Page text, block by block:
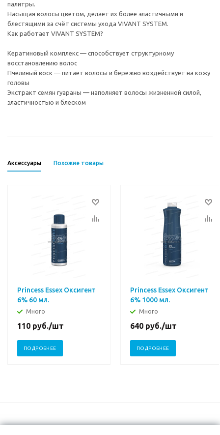
палитры.
Насыщая волосы цветом, делает их более эластичными и
блестящими за счёт системы ухода VIVANT SYSTEM.
Как работает VIVANT SYSTEM?
Кератиновый комплекс — способствует структурному
восстановлению волос
Пчелиный воск — питает волосы и бережно воздействует на кожу
головы
Экстракт семян гуараны — наполняет волосы жизненной силой,
эластичностью и блеском
Аксессуары Похожие товары
Princess Essex Оксигент
6% 60 мл.
Много
110 руб./шт
ПОДРОБНЕЕ
Princess Essex Оксигент
6% 1000 мл.
Много
640 руб./шт
ПОДРОБНЕЕ